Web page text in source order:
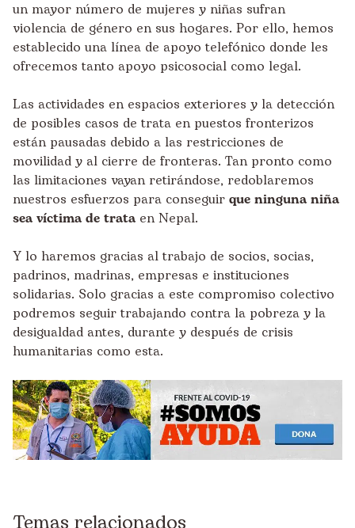
un mayor número de mujeres y niñas sufran
violencia de género en sus hogares. Por ello, hemos
establecido una línea de apoyo telefónico donde les
ofrecemos tanto apoyo psicosocial como legal.
Las actividades en espacios exteriores y la detección
de posibles casos de trata en puestos fronterizos
están pausadas debido a las restricciones de
movilidad y al cierre de fronteras. Tan pronto como
las limitaciones vayan retirándose, redoblaremos
nuestros esfuerzos para conseguir que ninguna niña
sea víctima de trataen Nepal.
Y lo haremos gracias al trabajo de socios, socias,
padrinos, madrinas, empresas e instituciones
solidarias. Solo gracias a este compromiso colectivo
podremos seguir trabajando contra la pobreza y la
desigualdad antes, durante y después de crisis
humanitarias como esta.